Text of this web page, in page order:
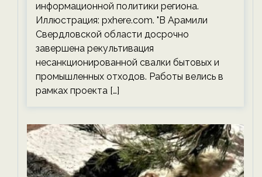
информационной политики региона.
Иллюстрация: pxhere.com. "В Арамили
Свердловской области досрочно
завершена рекультивация
несанкционированной свалки бытовых и
промышленных отходов. Работы велись в
рамках проекта […]